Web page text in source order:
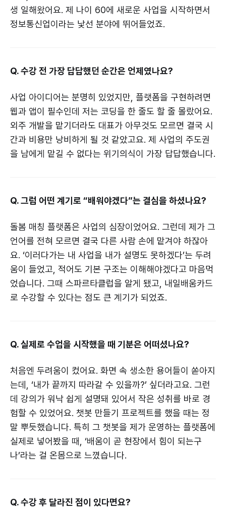
생 일해왔어요. 제 나이 60에 새로운 사업을 시작하면서
정보통신업이라는 낯선 분야에 뛰어들었죠.
Q. 수강 전 가장 답답했던 순간은 언제였나요?
사업 아이디어는 분명히 있었지만, 플랫폼을 구현하려면
웹과 앱이 필수인데 저는 코딩을 한 줄도 할 줄 몰랐어요.
외주 개발을 맡기더라도 대표가 아무것도 모르면 결국 시
간과 비용만 낭비하게 될 것 같았고요. 제 사업의 주도권
을 남에게 맡길 수 없다는 위기의식이 가장 답답했습니다.
Q. 그럼 어떤 계기로 “배워야겠다”는 결심을 하셨나요?
돌봄 매칭 플랫폼은 사업의 심장이었어요. 그런데 제가 그
언어를 전혀 모르면 결국 다른 사람 손에 맡겨야 하잖아
요. ‘이러다가는 내 사업을 내가 설명도 못하겠다’는 두려
움이 들었고, 적어도 기본 구조는 이해해야겠다고 마음먹
었습니다. 그때 스파르타클럽을 알게 됐고, 내일배움카드
로 수강할 수 있다는 점도 큰 계기가 되었죠.
Q. 실제로 수업을 시작했을 때 기분은 어떠셨나요?
처음엔 두려움이 컸어요. 화면 속 생소한 용어들이 쏟아지
는데, ‘내가 끝까지 따라갈 수 있을까?’ 싶더라고요. 그런
데 강의가 워낙 쉽게 설명돼 있어서 작은 성취를 바로 경
험할 수 있었어요. 챗봇 만들기 프로젝트를 했을 때는 정
말 뿌듯했습니다. 특히 그 챗봇을 제가 운영하는 플랫폼에
실제로 넣어봤을 때, ‘배움이 곧 현장에서 힘이 되는구
나’라는 걸 온몸으로 느꼈습니다.
Q. 수강 후 달라진 점이 있다면요?